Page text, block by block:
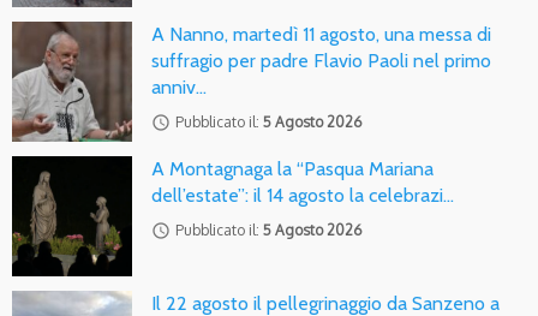
A Nanno, martedì 11 agosto, una messa di
suffragio per padre Flavio Paoli nel primo
anniv…
access_time Pubblicato il: 5 Agosto 2026
A Montagnaga la “Pasqua Mariana
dell’estate”: il 14 agosto la celebrazi…
access_time Pubblicato il: 5 Agosto 2026
Il 22 agosto il pellegrinaggio da Sanzeno a